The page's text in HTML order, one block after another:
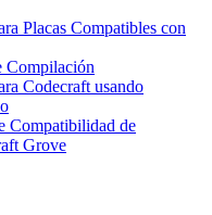
Placas Compatibles con
Compilación
Codecraft usando
Compatibilidad de
Grove